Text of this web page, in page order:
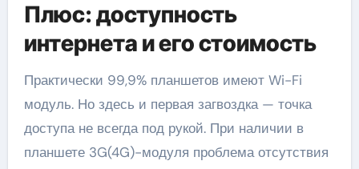
Плюс: доступность
интернета и его стоимость
Практически 99,9% планшетов имеют Wi-Fi
модуль. Но здесь и первая загвоздка — точка
доступа не всегда под рукой. При наличии в
планшете 3G(4G)-модуля проблема отсутствия